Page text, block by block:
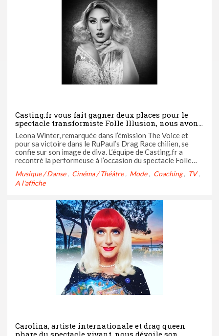
Casting.fr vous fait gagner deux places pour le
spectacle transformiste Folle Illusion, nous avons
rencontré une des artistes !
Leona Winter, remarquée dans l’émission The Voice et
pour sa victoire dans le RuPaul’s Drag Race chilien, se
confie sur son image de diva. L’équipe de Casting.fr a
recontré la performeuse à l’occasion du spectacle Folle
Musique / Danse Cinéma / Théâtre Mode Coaching
TV
A l'affiche
Carolina, artiste internationale et drag queen